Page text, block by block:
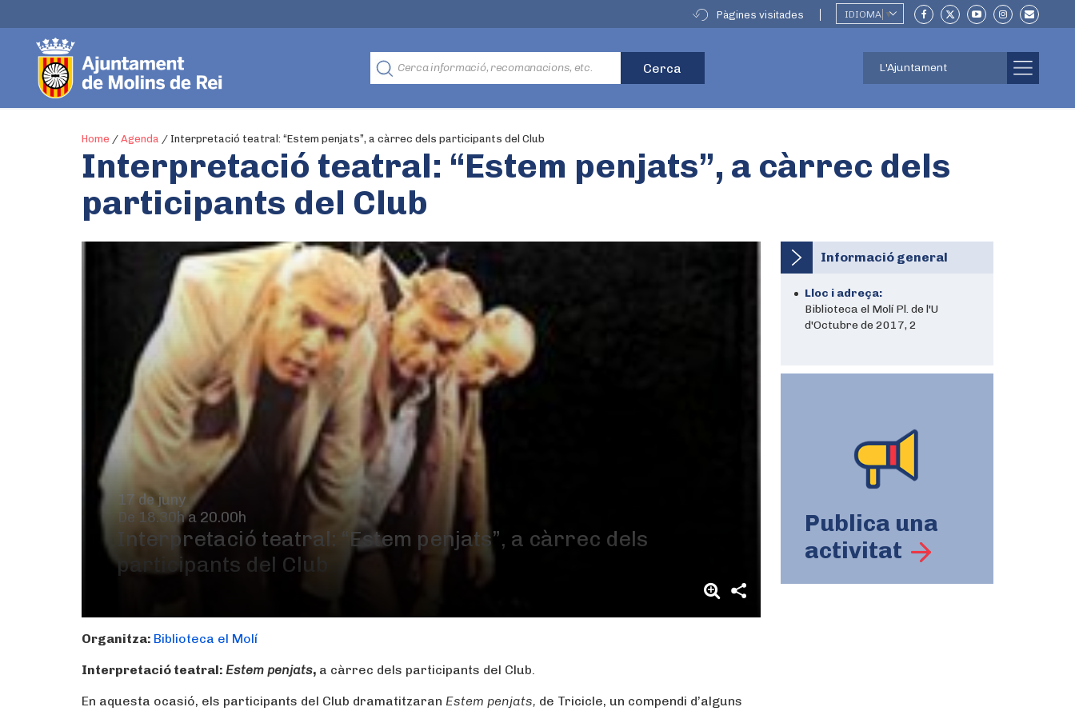
Pàgines visitades IDIOMA ▼
L'Ajuntament
Home / Agenda / Interpretació teatral: “Estem penjats”, a càrrec dels participants del Club
Interpretació teatral: “Estem penjats”, a càrrec dels
participants del Club
17 de juny
De 18.30h a 20.00h
Interpretació teatral: “Estem penjats”, a càrrec dels
participants del Club
Organitza: Biblioteca el Molí
Interpretació teatral: Estem penjats, a càrrec dels participants del Club.
En aquesta ocasió, els participants del Club dramatitzaran Estem penjats, de Tricicle, un compendi d’alguns
Informació general
Lloc i adreça:
Biblioteca el Molí Pl. de l'U
d'Octubre de 2017, 2
Publica una
activitat